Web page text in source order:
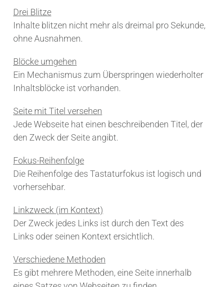
Drei Blitze
Inhalte blitzen nicht mehr als dreimal pro Sekunde,
ohne Ausnahmen.
Blöcke umgehen
Ein Mechanismus zum Überspringen wiederholter
Inhaltsblöcke ist vorhanden.
Seite mit Titel versehen
Jede Webseite hat einen beschreibenden Titel, der
den Zweck der Seite angibt.
Fokus-Reihenfolge
Die Reihenfolge des Tastaturfokus ist logisch und
vorhersehbar.
Linkzweck (im Kontext)
Der Zweck jedes Links ist durch den Text des
Links oder seinen Kontext ersichtlich.
Verschiedene Methoden
Es gibt mehrere Methoden, eine Seite innerhalb